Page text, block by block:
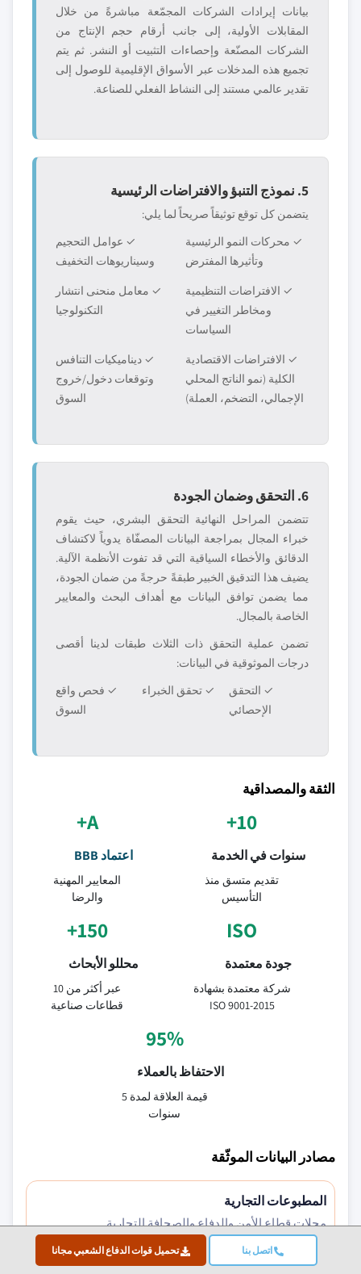
اتصل بنا تحميل قوات الدفاع الشعبي مجانا
بيانات إيرادات الشركات المجمّعة مباشرةً من خلال
المقابلات الأولية، إلى جانب أرقام حجم الإنتاج من
الشركات المصنّعة وإحصاءات التثبيت أو النشر. ثم يتم
تجميع هذه المدخلات عبر الأسواق الإقليمية للوصول إلى
تقدير عالمي مستند إلى النشاط الفعلي للصناعة.
5. نموذج التنبؤ والافتراضات الرئيسية
يتضمن كل توقع توثيقاً صريحاً لما يلي:
✓ محركات النمو الرئيسية
وتأثيرها المفترض
✓ عوامل التحجيم
وسيناريوهات التخفيف
✓ الافتراضات التنظيمية
ومخاطر التغيير في
السياسات
✓ معامل منحنى انتشار
التكنولوجيا
✓ الافتراضات الاقتصادية
الكلية (نمو الناتج المحلي
الإجمالي، التضخم، العملة)
✓ ديناميكيات التنافس
وتوقعات دخول/خروج
السوق
6. التحقق وضمان الجودة
تتضمن المراحل النهائية التحقق البشري، حيث يقوم
خبراء المجال بمراجعة البيانات المصفّاة يدوياً لاكتشاف
الدقائق والأخطاء السياقية التي قد تفوت الأنظمة الآلية.
يضيف هذا التدقيق الخبير طبقةً حرجةً من ضمان الجودة،
مما يضمن توافق البيانات مع أهداف البحث والمعايير
الخاصة بالمجال.
تضمن عملية التحقق ذات الثلاث طبقات لدينا أقصى
درجات الموثوقية في البيانات:
✓ التحقق
الإحصائي
✓ تحقق الخبراء
✓ فحص واقع
السوق
الثقة والمصداقية
10+
سنوات في الخدمة
تقديم متسق منذ
التأسيس
A+
اعتماد BBB
المعايير المهنية
والرضا
ISO
جودة معتمدة
شركة معتمدة بشهادة
ISO 9001-2015
150+
محللو الأبحاث
عبر أكثر من 10
قطاعات صناعية
95%
الاحتفاظ بالعملاء
قيمة العلاقة لمدة 5
سنوات
مصادر البيانات الموثّقة
المطبوعات التجارية
مجلات قطاع الأمن والدفاع والصحافة التجارية